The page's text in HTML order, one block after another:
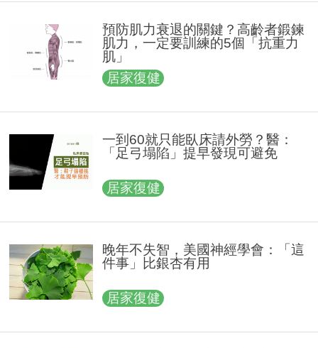
預防肌力衰退的關鍵？高齡者鍛鍊
肌力，一定要訓練的5個「抗重力
肌」
居家復健
一到60就只能臥床請外勞？醫：
「足弓塌陷」提早發現可避免
居家復健
晚年不失智，美國神經學會：「這
件事」比銀杏有用
居家復健